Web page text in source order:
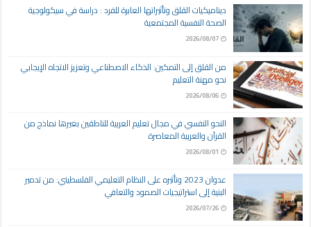
ديناميكيات القلق وتأثيراتها العابرة للفرد : دراسة في سيكولوجية
الصحة النفسية المجتمعية
2026/08/07
من القلق إلى التمكين: الذكاء الاصطناعي وتعزيز الاتجاه الإيجابي
نحو مهنة التعليم
2026/08/06
النحو النفسي في مجال تعليم العربية للناطقين بغيرها نماذج من
القرآن والعربية المعاصرة
2026/08/01
عدوان 2023 وتأثيره على النظام التعليمي الفلسطيني: من تدمير
البنية إلى استراتيجيات الصمود والتعافي
2026/07/26